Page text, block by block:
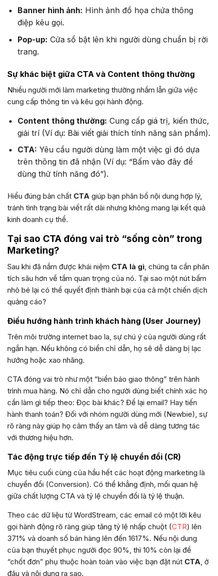
Banner hình ảnh: Hình ảnh đồ họa chứa thông
điệp kêu gọi.
Pop-up: Cửa sổ bật lên khi người dùng chuẩn bị rời
trang.
Sự khác biệt giữa CTA và Content thông thường
Nhiều người mới làm marketing thường nhầm lẫn giữa việc
cung cấp thông tin và kêu gọi hành động.
Content thông thường: Cung cấp giá trị, kiến thức,
giải trí (Ví dụ: Bài viết giải thích tính năng sản phẩm).
CTA: Yêu cầu người dùng làm một việc gì đó dựa
trên thông tin đã nhận (Ví dụ: “Bấm vào đây để
dùng thử tính năng đó”).
Hiểu đúng bản chất CTA giúp bạn phân bổ nội dung hợp lý,
tránh tình trạng bài viết rất dài nhưng không mang lại kết quả
kinh doanh cụ thể.
Tại sao CTA đóng vai trò “sống còn” trong
Marketing?
Sau khi đã nắm được khái niệm CTA là gì , chúng ta cần phân
tích sâu hơn về tầm quan trọng của nó. Tại sao một nút bấm
nhỏ bé lại có thể quyết định thành bại của cả một chiến dịch
quảng cáo?
Điều hướng hành trình khách hàng (User Journey)
Trên môi trường internet bao la, sự chú ý của người dùng rất
ngắn hạn. Nếu không có biển chỉ dẫn, họ sẽ dễ dàng bị lạc
hướng hoặc xao nhãng.
CTA đóng vai trò như một “biển báo giao thông” trên hành
trình mua hàng. Nó chỉ dẫn cho người dùng biết chính xác họ
cần làm gì tiếp theo: Đọc bài khác? Để lại email? Hay tiến
hành thanh toán? Đối với nhóm người dùng mới (Newbie), sự
rõ ràng này giúp họ cảm thấy an tâm và dễ dàng tương tác
với thương hiệu hơn.
Tác động trực tiếp đến Tỷ lệ chuyển đổi (CR)
Mục tiêu cuối cùng của hầu hết các hoạt động marketing là
chuyển đổi (Conversion). Có thể khẳng định, mối quan hệ
giữa chất lượng CTA và tỷ lệ chuyển đổi là tỷ lệ thuận.
Theo các dữ liệu từ WordStream, các email có một lời kêu
gọi hành động rõ ràng giúp tăng tỷ lệ nhấp chuột (CTR) lên
371% và doanh số bán hàng lên đến 1617%. Nếu nội dung
của bạn thuyết phục người đọc 90%, thì 10% còn lại để
“chốt đơn” phụ thuộc hoàn toàn vào việc bạn đặt nút CTA , ở
đâu và nội dung ra sao.